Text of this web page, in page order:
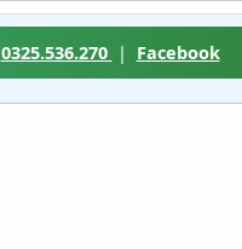
0325.536.270 | Facebook